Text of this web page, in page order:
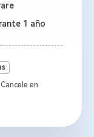
1 año
en